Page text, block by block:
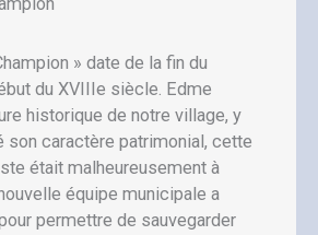
» date de la fin du
du XVIIIe siècle. Edme
historique de notre village, y
son caractère patrimonial, cette
était malheureusement à
nouvelle équipe municipale a
permettre de sauvegarder